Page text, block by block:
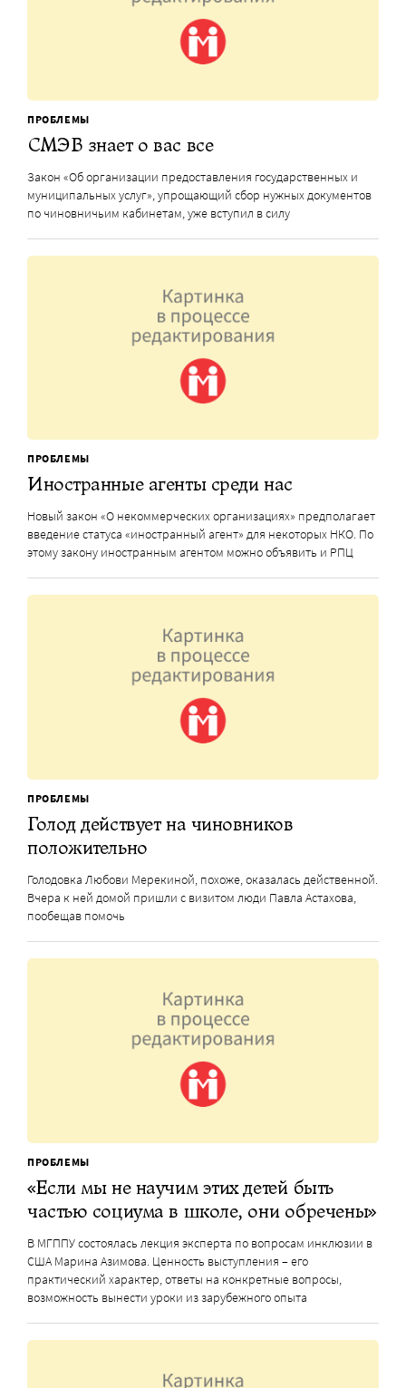
ПРОБЛЕМЫ
СМЭВ знает о вас все
Закон «Об организации предоставления государственных и
муниципальных услуг», упрощающий сбор нужных документов
по чиновничьим кабинетам, уже вступил в силу
ПРОБЛЕМЫ
Иностранные агенты среди нас
Новый закон «О некоммерческих организациях» предполагает
введение статуса «иностранный агент» для некоторых НКО. По
этому закону иностранным агентом можно объявить и РПЦ
ПРОБЛЕМЫ
Голод действует на чиновников
положительно
Голодовка Любови Мерекиной, похоже, оказалась действенной.
Вчера к ней домой пришли с визитом люди Павла Астахова,
пообещав помочь
ПРОБЛЕМЫ
«Если мы не научим этих детей быть
частью социума в школе, они обречены»
В МГППУ состоялась лекция эксперта по вопросам инклюзии в
США Марина Азимова. Ценность выступления – его
практический характер, ответы на конкретные вопросы,
возможность вынести уроки из зарубежного опыта